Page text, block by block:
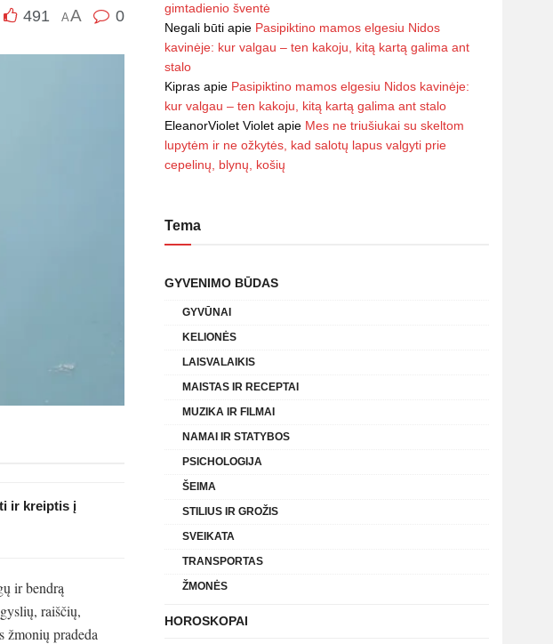
491 AA 0
ir kreiptis į
ir bendrą
raiščių,
žmonių pradeda
gimtadienio šventė
Negali būti apie Pasipiktino mamos elgesiu Nidos
kavinėje: kur valgau – ten kakoju, kitą kartą galima ant
stalo
Kipras apie Pasipiktino mamos elgesiu Nidos kavinėje:
kur valgau – ten kakoju, kitą kartą galima ant stalo
EleanorViolet Violet apie Mes ne triušiukai su skeltom
lupytėm ir ne ožkytės, kad salotų lapus valgyti prie
cepelinų, blynų, košių
Tema
GYVENIMO BŪDAS
GYVŪNAI
KELIONĖS
LAISVALAIKIS
MAISTAS IR RECEPTAI
MUZIKA IR FILMAI
NAMAI IR STATYBOS
PSICHOLOGIJA
ŠEIMA
STILIUS IR GROŽIS
SVEIKATA
TRANSPORTAS
ŽMONĖS
HOROSKOPAI